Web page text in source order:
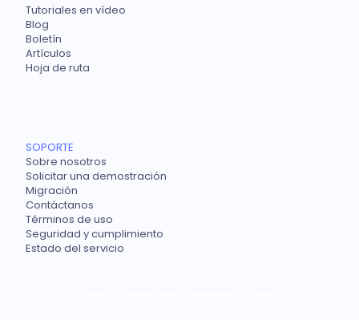
Tutoriales en vídeo
Blog
Boletín
Artículos
Hoja de ruta
SOPORTE
Sobre nosotros
Solicitar una demostración
Migración
Contáctanos
Términos de uso
Seguridad y cumplimiento
Estado del servicio